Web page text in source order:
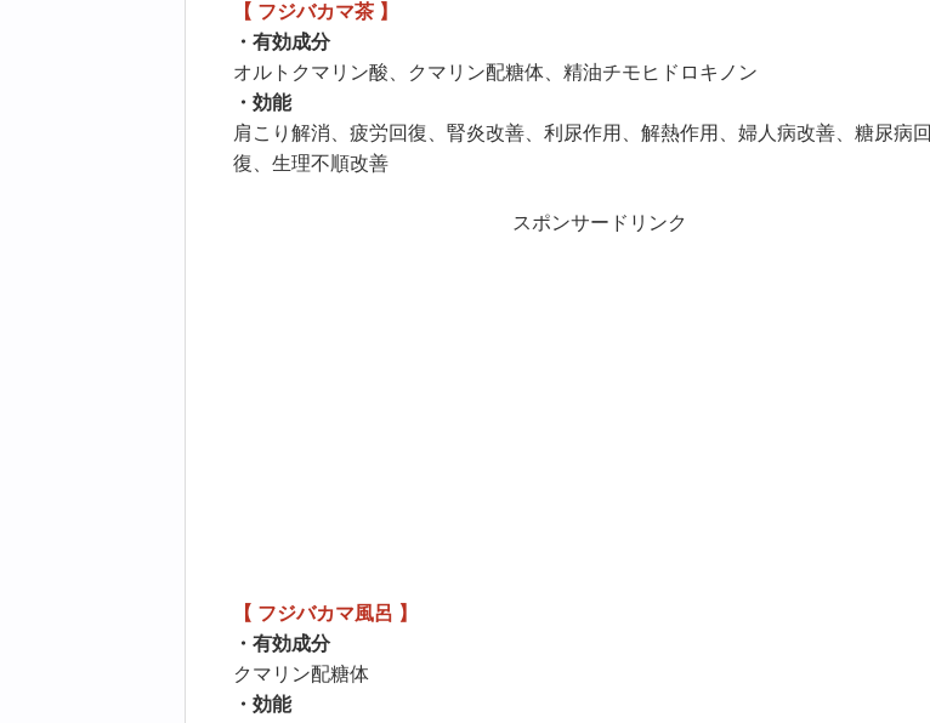
【 フジバカマ茶 】
・有効成分
オルトクマリン酸、クマリン配糖体、精油チモヒドロキノン
・効能
肩こり解消、疲労回復、腎炎改善、利尿作用、解熱作用、婦人病改善、糖尿病回
復、生理不順改善
スポンサードリンク
【 フジバカマ風呂 】
・有効成分
クマリン配糖体
・効能